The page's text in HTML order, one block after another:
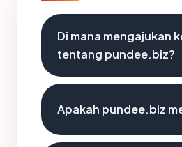
Di mana mengajukan
tentang pundee.biz?
Apakah pundee.biz